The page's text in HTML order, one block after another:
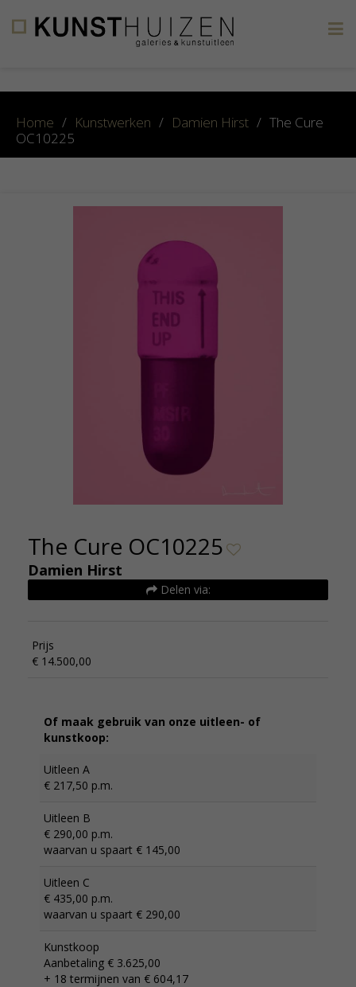
Home / Kunstwerken / Damien Hirst / The Cure
OC10225
The Cure OC10225
Damien Hirst
Delen via:
Prijs
€ 14.500,00
Of maak gebruik van onze uitleen- of
kunstkoop:
Uitleen A
€ 217,50 p.m.
Uitleen B
€ 290,00 p.m.
waarvan u spaart € 145,00
Uitleen C
€ 435,00 p.m.
waarvan u spaart € 290,00
Kunstkoop
Aanbetaling € 3.625,00
+ 18 termijnen van € 604,17